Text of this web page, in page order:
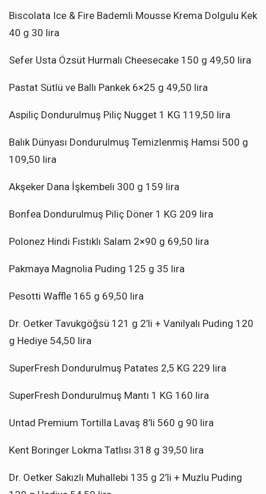
Biscolata Ice & Fire Bademli Mousse Krema Dolgulu Kek
40 g 30 lira
Sefer Usta Özsüt Hurmalı Cheesecake 150 g 49,50 lira
Pastat Sütlü ve Ballı Pankek 6×25 g 49,50 lira
Aspiliç Dondurulmuş Piliç Nugget 1 KG 119,50 lira
Balık Dünyası Dondurulmuş Temizlenmiş Hamsi 500 g
109,50 lira
Akşeker Dana İşkembeli 300 g 159 lira
Bonfea Dondurulmuş Piliç Döner 1 KG 209 lira
Polonez Hindi Fıstıklı Salam 2×90 g 69,50 lira
Pakmaya Magnolia Puding 125 g 35 lira
Pesotti Waffle 165 g 69,50 lira
Dr. Oetker Tavukgöğsü 121 g 2’li + Vanilyalı Puding 120
g Hediye 54,50 lira
SuperFresh Dondurulmuş Patates 2,5 KG 229 lira
SuperFresh Dondurulmuş Mantı 1 KG 160 lira
Untad Premium Tortilla Lavaş 8’li 560 g 90 lira
Kent Boringer Lokma Tatlısı 318 g 39,50 lira
Dr. Oetker Sakızlı Muhallebi 135 g 2’li + Muzlu Puding